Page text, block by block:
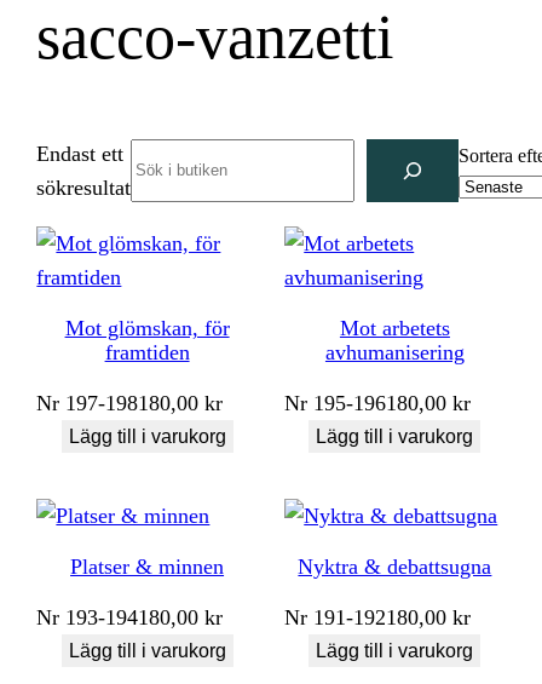
sacco-vanzetti
Endast ett
sökresultat
Sortera
Mot glömskan, för
framtiden
Nr 197-198180,00kr
Lägg till i varukorg
Mot arbetets
avhumanisering
Nr 195-196180,00kr
Lägg till i varukorg
Platser & minnen
Nr 193-194180,00kr
Lägg till i varukorg
Nyktra & debattsugna
Nr 191-192180,00kr
Lägg till i varukorg